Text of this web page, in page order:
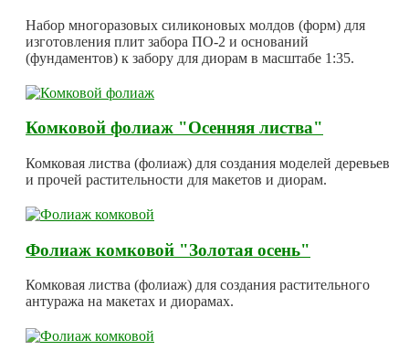
Набор многоразовых силиконовых молдов (форм) для
изготовления плит забора ПО-2 и оснований
(фундаментов) к забору для диорам в масштабе 1:35.
Комковой фолиаж "Осенняя листва"
Комковая листва (фолиаж) для создания моделей деревьев
и прочей растительности для макетов и диорам.
Фолиаж комковой "Золотая осень"
Комковая листва (фолиаж) для создания растительного
антуража на макетах и диорамах.